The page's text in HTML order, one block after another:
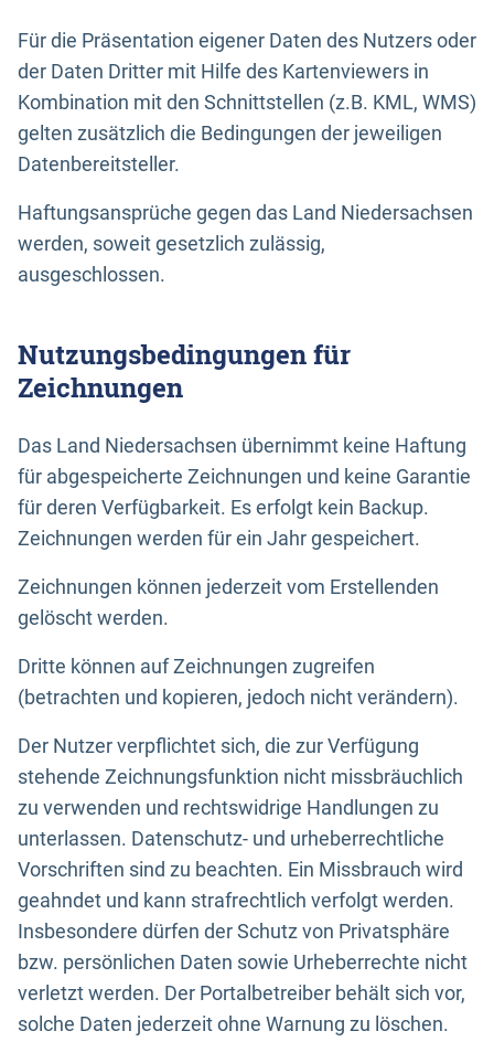
Für die Präsentation eigener Daten des Nutzers oder
der Daten Dritter mit Hilfe des Kartenviewers in
Kombination mit den Schnittstellen (z.B. KML, WMS)
gelten zusätzlich die Bedingungen der jeweiligen
Datenbereitsteller.
Haftungsansprüche gegen das Land Niedersachsen
werden, soweit gesetzlich zulässig,
ausgeschlossen.
Nutzungsbedingungen für
Zeichnungen
Das Land Niedersachsen übernimmt keine Haftung
für abgespeicherte Zeichnungen und keine Garantie
für deren Verfügbarkeit. Es erfolgt kein Backup.
Zeichnungen werden für ein Jahr gespeichert.
Zeichnungen können jederzeit vom Erstellenden
gelöscht werden.
Dritte können auf Zeichnungen zugreifen
(betrachten und kopieren, jedoch nicht verändern).
Der Nutzer verpflichtet sich, die zur Verfügung
stehende Zeichnungsfunktion nicht missbräuchlich
zu verwenden und rechtswidrige Handlungen zu
unterlassen. Datenschutz- und urheberrechtliche
Vorschriften sind zu beachten. Ein Missbrauch wird
geahndet und kann strafrechtlich verfolgt werden.
Insbesondere dürfen der Schutz von Privatsphäre
bzw. persönlichen Daten sowie Urheberrechte nicht
verletzt werden. Der Portalbetreiber behält sich vor,
solche Daten jederzeit ohne Warnung zu löschen.